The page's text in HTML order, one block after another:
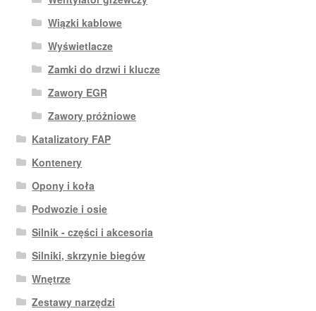
Wiązki kablowe
Wyświetlacze
Zamki do drzwi i klucze
Zawory EGR
Zawory próżniowe
Katalizatory FAP
Kontenery
Opony i koła
Podwozie i osie
Silnik - części i akcesoria
Silniki, skrzynie biegów
Wnętrze
Zestawy narzędzi